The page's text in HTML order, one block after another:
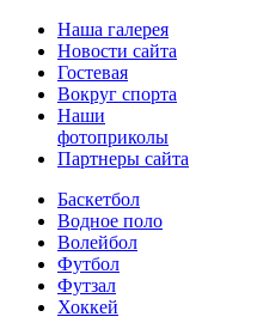
Наша галерея
Новости сайта
Гостевая
Вокруг спорта
Наши
фотоприколы
Партнеры сайта
Баскетбол
Водное поло
Волейбол
Футбол
Футзал
Хоккей